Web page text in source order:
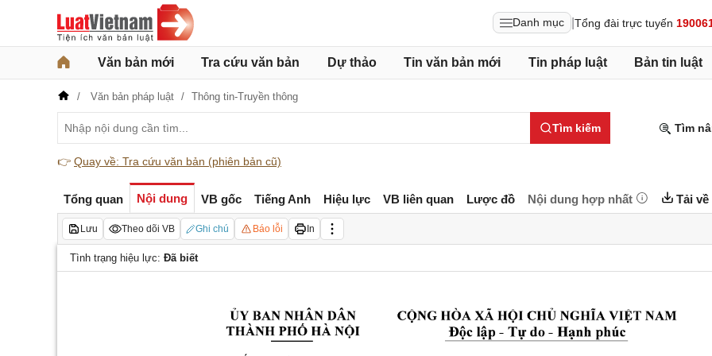
Danh mục Tổng đài trực tuyến
Văn bản mới Tra cứu văn bản Dự thảo Tin văn bản mới Tin pháp luật Bản tin luật
Văn bản pháp luật Thông tin-Truyền thông
Tìm kiếm Tìm
👉 Quay về: Tra cứu văn bản (phiên bản cũ)
Tổng quan Nội dung VB gốc Tiếng Anh Hiệu lực VB liên quan Lược đồ Nội dung hợp nhất Tải về
Lưu Theo dõi VB Ghi chú Báo lỗi In
Tình trạng hiệu lực: Đã biết
- -